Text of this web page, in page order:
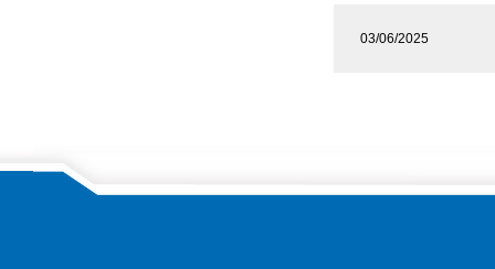
03/06/2025